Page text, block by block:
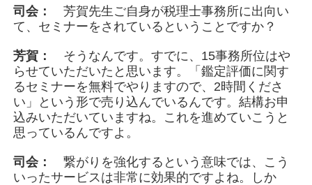
司会：芳賀先生ご自身が税理士事務所に出向い
て、セミナーをされているということですか？
芳賀：
そうなんです。すでに、15事務所位はや
らせていただいたと思います。「鑑定評価に関す
るセミナーを無料でやりますので、2時間くださ
い」という形で売り込んでいるんです。結構お申
込みいただいていますね。これを進めていこうと
思っているんですよ。
司会：繋がりを強化するという意味では、こう
いったサービスは非常に効果的ですよね。しか